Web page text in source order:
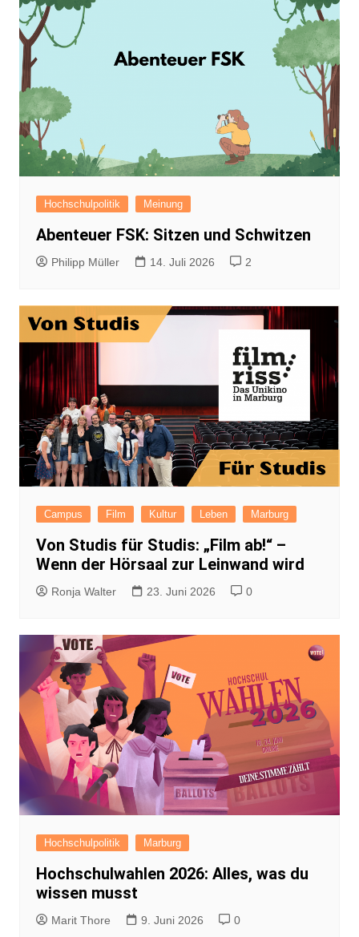
Hochschulpolitik Meinung
Abenteuer FSK: Sitzen und Schwitzen
Philipp Müller 14. Juli 2026 2
Campus Film Kultur Leben Marburg
Von Studis für Studis: „Film ab!“ –
Wenn der Hörsaal zur Leinwand wird
Ronja Walter 23. Juni 2026 0
Hochschulpolitik Marburg
Hochschulwahlen 2026: Alles, was du
wissen musst
Marit Thore 9. Juni 2026 0